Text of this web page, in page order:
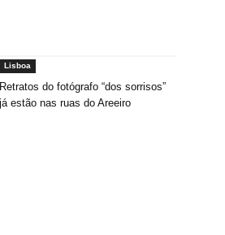
Lisboa
Retratos do fotógrafo “dos sorrisos”
já estão nas ruas do Areeiro